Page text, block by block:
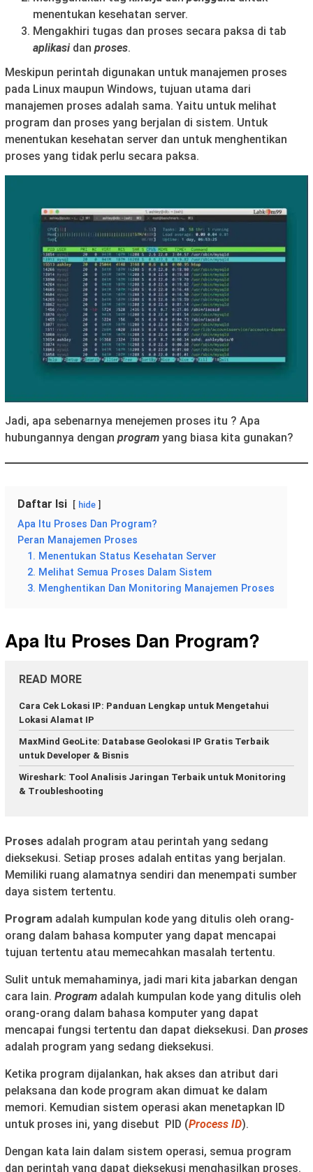
menentukan kesehatan server.
Mengakhiri tugas dan proses secara paksa di tab
aplikasidan proses.
Meskipun perintah digunakan untuk manajemen proses
pada Linux maupun Windows, tujuan utama dari
manajemen proses adalah sama. Yaitu untuk melihat
program dan proses yang berjalan di sistem. Untuk
menentukan kesehatan server dan untuk menghentikan
proses yang tidak perlu secara paksa.
Jadi, apa sebenarnya menejemen proses itu ? Apa
hubungannya dengan program yang biasa kita gunakan?
Daftar Isi hide
Apa Itu Proses Dan Program?
Peran Manajemen Proses
1. Menentukan Status Kesehatan Server
2. Melihat Semua Proses Dalam Sistem
3. Menghentikan Dan Monitoring Manajemen Proses
Apa Itu Proses Dan Program?
READ MORE
Cara Cek Lokasi IP: Panduan Lengkap untuk Mengetahui
Lokasi Alamat IP
MaxMind GeoLite: Database Geolokasi IP Gratis Terbaik
untuk Developer & Bisnis
Wireshark: Tool Analisis Jaringan Terbaik untuk Monitoring
& Troubleshooting
Proses adalah program atau perintah yang sedang
dieksekusi. Setiap proses adalah entitas yang berjalan.
Memiliki ruang alamatnya sendiri dan menempati sumber
daya sistem tertentu.
Program adalah kumpulan kode yang ditulis oleh orang-
orang dalam bahasa komputer yang dapat mencapai
tujuan tertentu atau memecahkan masalah tertentu.
Sulit untuk memahaminya, jadi mari kita jabarkan dengan
cara lain. Program adalah kumpulan kode yang ditulis oleh
orang-orang dalam bahasa komputer yang dapat
mencapai fungsi tertentu dan dapat dieksekusi. Dan proses
adalah program yang sedang dieksekusi.
Ketika program dijalankan, hak akses dan atribut dari
pelaksana dan kode program akan dimuat ke dalam
memori. Kemudian sistem operasi akan menetapkan ID
untuk proses ini, yang disebut PID (Process ID).
Dengan kata lain dalam sistem operasi, semua program
dan perintah yang dapat dieksekusi menghasilkan proses.